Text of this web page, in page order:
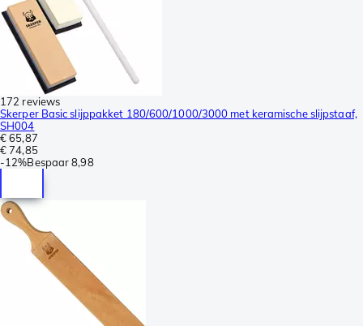
172 reviews
Skerper Basic slijppakket 180/600/1000/3000 met keramische slijpstaaf,
SH004
€ 65,87
€ 74,85
-12%Bespaar 8,98